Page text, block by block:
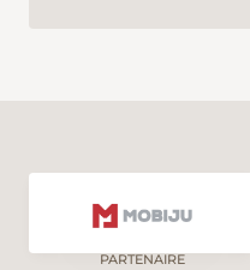
PARTENAIRE